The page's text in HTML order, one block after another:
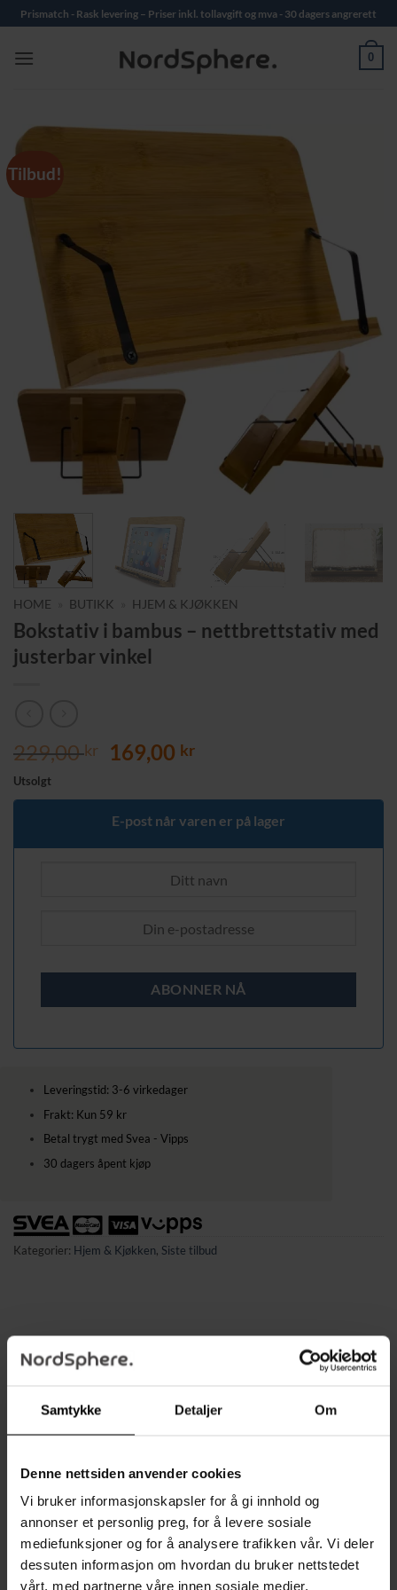
Samtykke Detaljer Om
Denne nettsiden anvender cookies
Vi bruker informasjonskapsler for å gi innhold og
annonser et personlig preg, for å levere sosiale
mediefunksjoner og for å analysere trafikken vår. Vi deler
dessuten informasjon om hvordan du bruker nettstedet
vårt, med partnerne våre innen sosiale medier,
Skip
to
content
Prismatch - Rask levering – Priser inkl. tollavgift og mva - 30 dagers angrerett
0
Tilbud!
HOME BUTIKK HJEM & KJØKKEN
Bokstativ i bambus – nettbrettstativ med
justerbar vinkel
229,00kr
Opprinnelig
var:
229,00 kr.
169,00 krNåværende
er:
169,00 kr.
Utsolgt
E-post når varen er på lager
Leveringstid: 3-6 virkedager
Frakt: Kun 59 kr
Betal trygt med Svea - Vipps
30 dagers åpent kjøp
Kategorier: Hjem & Kjøkken, Siste tilbud
BESKRIVELSE
✔ BAMBUS – stativet er laget av naturlig bambustre.
materialets egenskaper.
✔ MANGESIDIG BRUK – dette multifunksjonelle
bokstativet passer perfekt til lesing, nettbrett, små bærbare
PC-er, bildebøker, oppskrifter eller skissekort.
✔ Det er lett, plassbesparende og enkelt å ta med seg overalt.